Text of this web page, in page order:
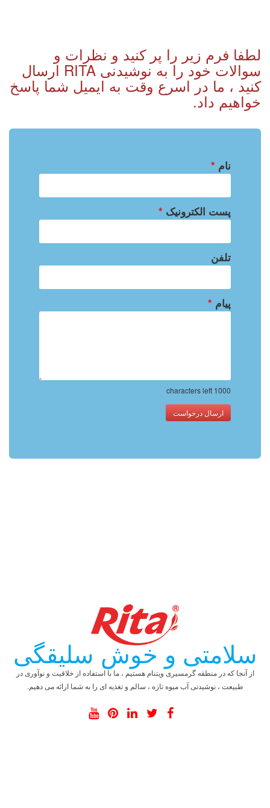
لطفا فرم زیر را پر کنید و نظرات و
سوالات خود را به نوشیدنی RITA ارسال
کنید ، ما در اسرع وقت به ایمیل شما پاسخ
خواهیم داد.
نام *
پست الکترونیک *
تلفن
پیام *
1000
ارسال درخواست
سلامتی و خوش سلیقگی
از آنجا که در منطقه گرمسیری ویتنام هستیم ، ما با استفاده از خلاقیت و نوآوری در
طبیعت ، نوشیدنی آب میوه تازه ، سالم و تغذیه ای را به شما ارائه می دهیم.